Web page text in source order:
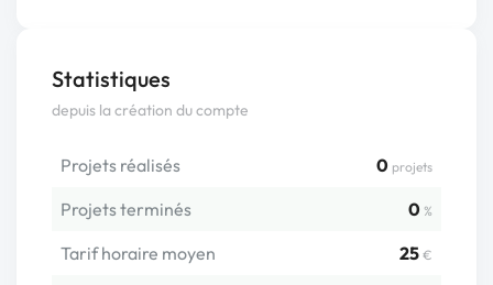
Statistiques
depuis la création du compte
Projets réalisés 0 projets
Projets terminés 0 %
Tarif horaire moyen 25 €